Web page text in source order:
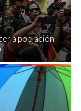
a población